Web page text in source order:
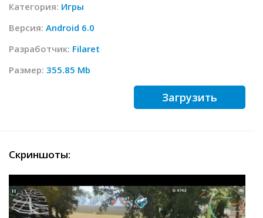
Категория: Игры
Версия: Android 6.0
Разработчик: Filaret
Размер: 355.85 Mb
Загрузить
Скриншоты: